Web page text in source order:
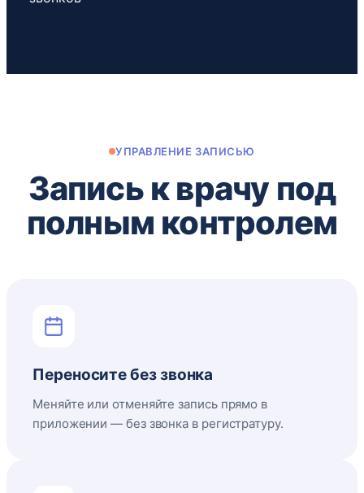
УПРАВЛЕНИЕ ЗАПИСЬЮ
Запись к врачу под
полным контролем
Переносите без звонка
Меняйте или отменяйте запись прямо в
приложении — без звонка в регистратуру.